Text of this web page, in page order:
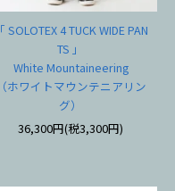
「 SOLOTEX 4 TUCK WIDE PAN
TS 」
White Mountaineering
（ホワイトマウンテニアリン
グ）
36,300円(税3,300円)